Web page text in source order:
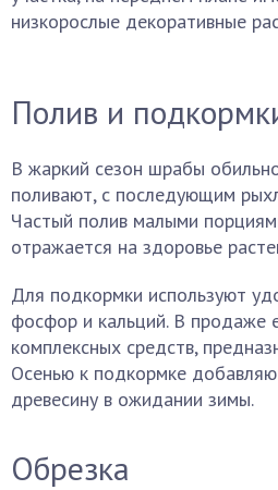
низкорослые декоративные
Полив и
В жаркий сезон шрабы
поливают, с последующим
Частый полив малыми
отражается на здоровье
Для подкормки используют
фосфор и кальций. В продаже
комплексных средств,
Осенью к подкормке
древесину в ожидании зимы.
Обрезка